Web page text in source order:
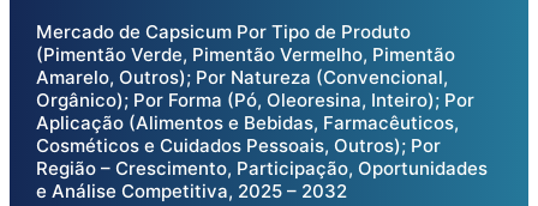
Mercado de Capsicum Por Tipo de Produto
(Pimentão Verde, Pimentão Vermelho, Pimentão
Amarelo, Outros); Por Natureza (Convencional,
Orgânico); Por Forma (Pó, Oleoresina, Inteiro); Por
Aplicação (Alimentos e Bebidas, Farmacêuticos,
Cosméticos e Cuidados Pessoais, Outros); Por
Região – Crescimento, Participação, Oportunidades
e Análise Competitiva, 2025 – 2032